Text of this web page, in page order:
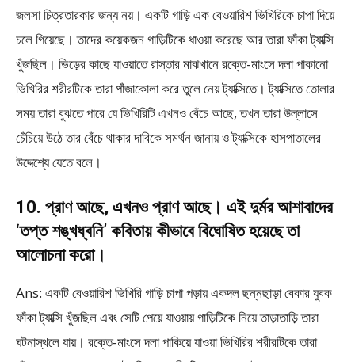
জলসা চিত্রতারকার জন্য নয়। একটি গাড়ি এক বেওয়ারিশ ভিখিরিকে চাপা দিয়ে
চলে গিয়েছে। তাদের কয়েকজন গাড়িটিকে ধাওয়া করেছে আর তারা ফাঁকা ট্যাক্সি
খুঁজছিল। ভিড়ের কাছে যাওয়াতে রাস্তার মাঝখানে রক্তে-মাংসে দলা পাকানো
ভিখিরির শরীরটিকে তারা পাঁজাকোলা করে তুলে নেয় ট্যাক্সিতে। ট্যাক্সিতে তোলার
সময় তারা বুঝতে পারে যে ভিখিরিটি এখনও বেঁচে আছে, তখন তারা উল্লাসে
চেঁচিয়ে উঠে তার বেঁচে থাকার দাবিকে সমর্থন জানায় ও ট্যাক্সিকে হাসপাতালের
উদ্দেশ্যে যেতে বলে।
10. প্রাণ আছে, এখনও প্রাণ আছে। এই দুর্মর আশাবাদের
‘তপ্ত শঙ্খধ্বনি’ কবিতায় কীভাবে বিঘোষিত হয়েছে তা
আলোচনা করো।
Ans: একটি বেওয়ারিশ ভিখিরি গাড়ি চাপা পড়ায় একদল ছন্নছাড়া বেকার যুবক
ফাঁকা ট্যাক্সি খুঁজছিল এবং সেটি পেয়ে যাওয়ায় গাড়িটিকে নিয়ে তাড়াতাড়ি তারা
ঘটনাস্থলে যায়। রক্তে-মাংসে দলা পাকিয়ে যাওয়া ভিখিরির শরীরটিকে তারা